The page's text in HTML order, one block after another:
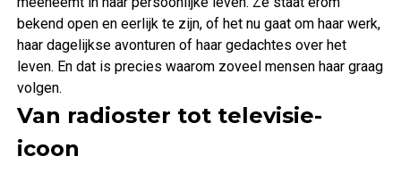
bekend open en eerlijk te zijn, of het nu gaat om haar werk,
haar dagelijkse avonturen of haar gedachtes over het
leven. En dat is precies waarom zoveel mensen haar graag
volgen.
Van radioster tot televisie-
icoon